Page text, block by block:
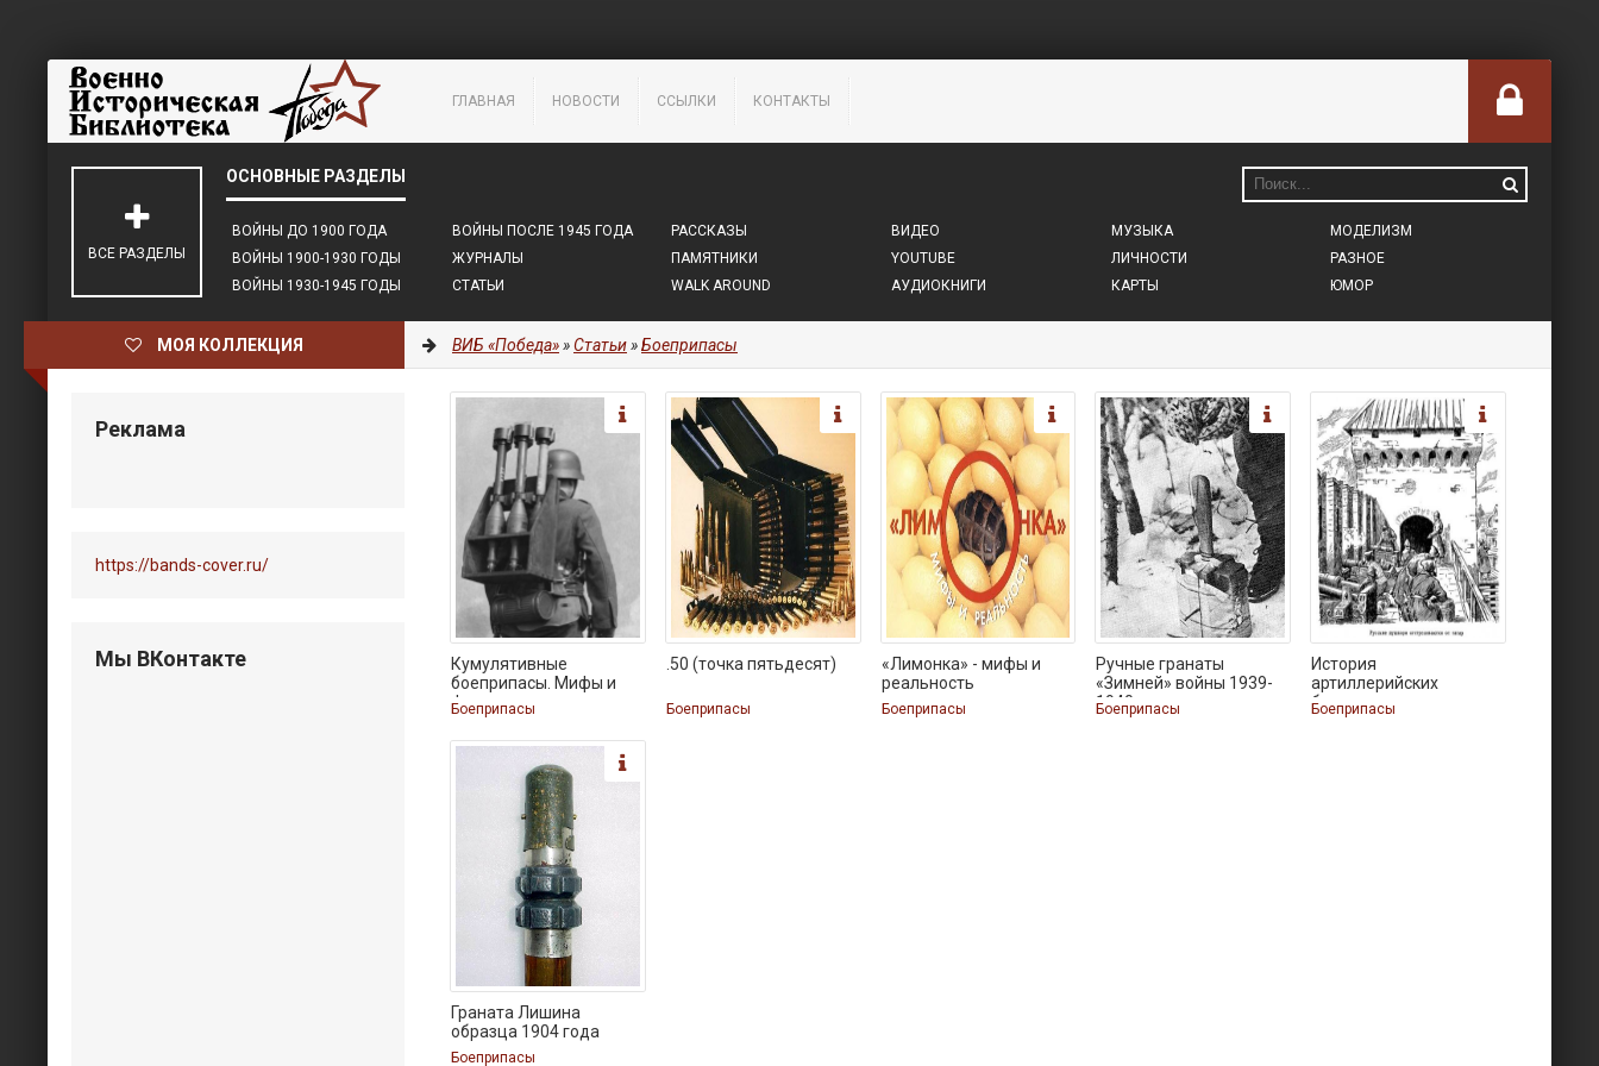
ГЛАВНАЯ НОВОСТИ ССЫЛКИ КОНТАКТЫ
ВОЙНЫ ДО 1900 ГОДА
ВОЙНЫ 1900-1930 ГОДЫ
ВОЙНЫ 1930-1945 ГОДЫ
ВОЙНЫ ПОСЛЕ 1945 ГОДА
ЖУРНАЛЫ
СТАТЬИ
РАССКАЗЫ
ПАМЯТНИКИ
WALK AROUND
ВИДЕО
YOUTUBE
АУДИОКНИГИ
МУЗЫКА
ЛИЧНОСТИ
КАРТЫ
МОДЕЛИЗМ
РАЗНОЕ
ЮМОР
ВСЕ РАЗДЕЛЫ
МОЯ КОЛЛЕКЦИЯ ВИБ «Победа»»Статьи»Боеприпасы
Кумулятивные
боеприпасы. Мифы и
факты
Боеприпасы
.50 (точка пятьдесят)
Боеприпасы
«Лимонка» - мифы и
реальность
Боеприпасы
Ручные гранаты
«Зимней» войны 1939-
1940
Боеприпасы
История
артиллерийских
боеприпасов
Боеприпасы
Граната Лишина
образца 1904 года
Боеприпасы
Реклама
https://bands-cover.ru/
Мы ВКонтакте